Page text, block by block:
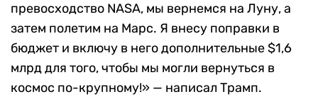
превосходство NASA, мы вернемся на Луну, а
затем полетим на Марс. Я внесу поправки в
бюджет и включу в него дополнительные $1,6
млрд для того, чтобы мы могли вернуться в
космос по-крупному!» — написал Трамп.